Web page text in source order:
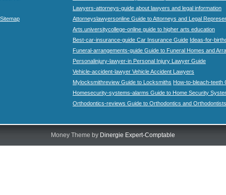
Sitemap
Lawyers-attorneys-guide about lawyers and legal information
Attorneyslawyersonline Guide to Attorneys and Legal
Arts.universitycollege-online guide to higher arts education
Best-car-insurance-guide Car Insurance Guide Ideas-for-
Funeral-arrangements-guide Guide to Funeral Homes and
Personalinjury-lawyer-in Personal Injury Lawyer Guide
Vehicle-accident-lawyer Vehicle Accident Lawyers
Mylocksmithreview Guide to Locksmiths How-to-bleach-teeth
Homesecurity-systems-alarms Guide to Home Security
Orthodontics-reviews Guide to Orthodontics and Orthodontists
Money Theme by Dinergie Expert-Comptable